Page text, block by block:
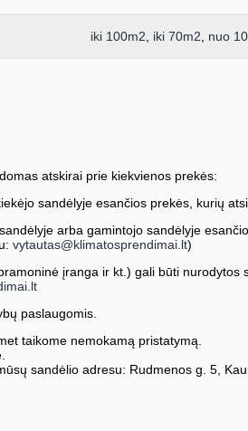
iki 100m2 iki 70m2 nuo
atskirai prie kiekvienos prekės:
sandėlyje esančios prekės, kurių
arba gamintojo sandėlyje
vytautas@klimatosprendimai.lt)
įranga ir kt.) gali būti nurodytos
paslaugomis.
taikome nemokamą pristatymą.
sandėlio adresu: Rudmenos g. 5,